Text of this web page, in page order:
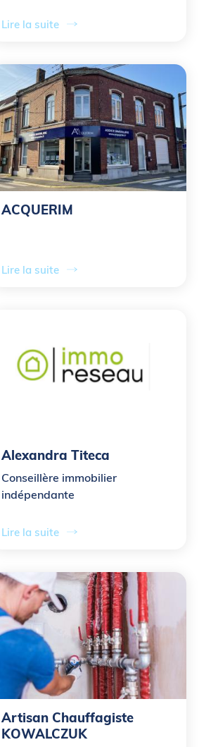
Lire la suite
ACQUERIM
Lire la suite
Alexandra Titeca
Conseillère immobilier
indépendante
Lire la suite
Artisan Chauffagiste
KOWALCZUK